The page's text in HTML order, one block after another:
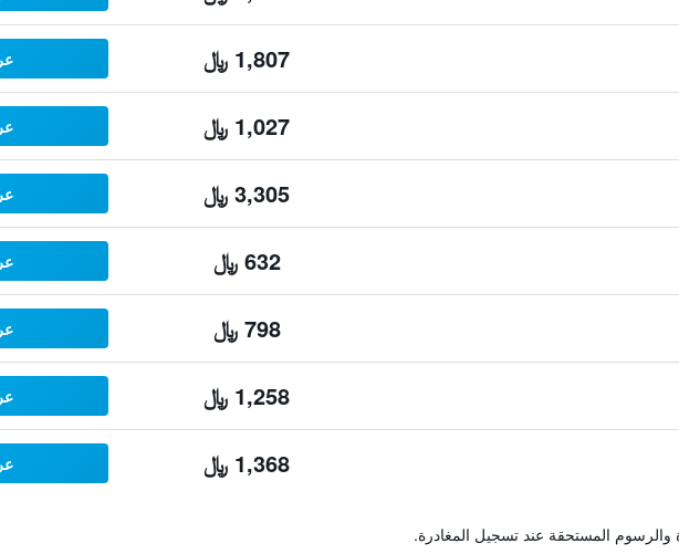
1,807 ﷼
1,027 ﷼
3,305 ﷼
632 ﷼
798 ﷼
1,258 ﷼
1,368 ﷼
المستحقة عند تسجيل المغادرة.